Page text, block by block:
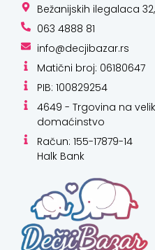
Bežanijskih ilegalaca
063 4888 81
info@decjibazar.rs
Matični broj: 06180647
PIB: 100829254
4649 - Trgovina na
domaćinstvo
Račun: 155-17879-14
Halk Bank